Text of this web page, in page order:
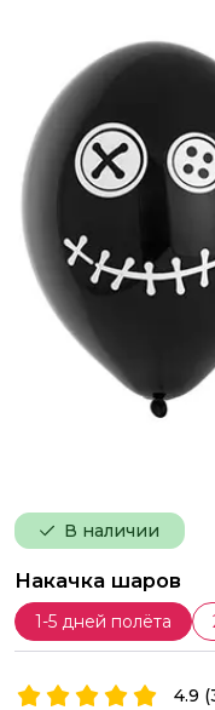
В наличии
Накачка шаров
1-5 дней полёта
4.9